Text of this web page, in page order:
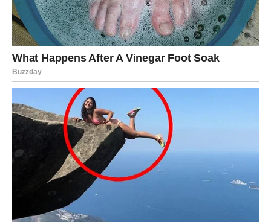
polako dolazi pred vas. Imaćete osećaj da se kockice
konačno slažu.
Ljubav će biti u centru pažnje. Mnogi Blizanci će doživeti
susret koji će ih potpuno promeniti. Osoba koja ulazi u
vaš život doneće vam osećaj sigurnosti koji dugo niste
imali.
Oni koji su zauzeti prolaziće kroz period velikih razgovora
i donošenja važnih odluka. Neki odnosi će preći na viši
nivo, dok će drugi završiti jer više nema prostora za laži i
neiskrenost.
Poslovno, stiže prilika koja se ne odbija. Jun vam donosi